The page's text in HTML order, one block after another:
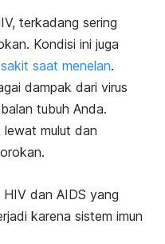
terkadang sering
Kondisi ini juga
sakit saat menelan.
dampak dari virus
tubuh Anda.
lewat mulut dan
HIV dan AIDS yang
karena sistem imun